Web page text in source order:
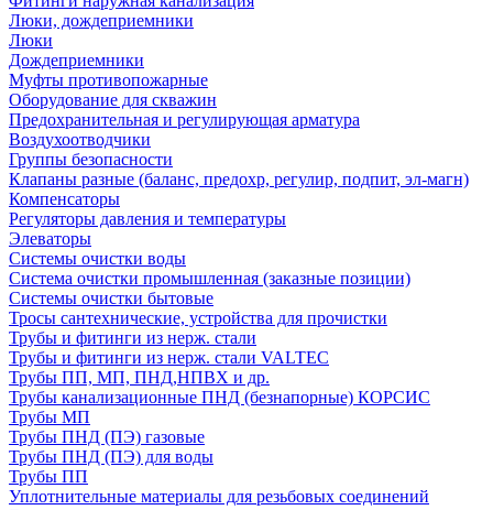
Люки, дождеприемники
Люки
Дождеприемники
Муфты противопожарные
Оборудование для скважин
Предохранительная и регулирующая арматура
Воздухоотводчики
Группы безопасности
Клапаны разные (баланс, предохр, регулир, подпит, эл-магн)
Компенсаторы
Регуляторы давления и температуры
Элеваторы
Системы очистки воды
Система очистки промышленная (заказные позиции)
Системы очистки бытовые
Тросы сантехнические, устройства для прочистки
Трубы и фитинги из нерж. стали
Трубы и фитинги из нерж. стали VALTEC
Трубы ПП, МП, ПНД,НПВХ и др.
Трубы канализационные ПНД (безнапорные) КОРСИС
Трубы МП
Трубы ПНД (ПЭ) газовые
Трубы ПНД (ПЭ) для воды
Трубы ПП
Уплотнительные материалы для резьбовых соединений